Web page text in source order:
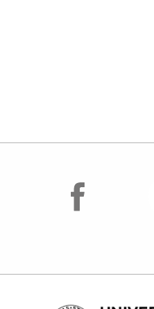
facebook